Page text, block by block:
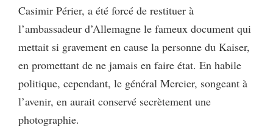
Casimir Périer, a été forcé de restituer à
l’ambassadeur d’Allemagne le fameux document qui
mettait si gravement en cause la personne du Kaiser,
en promettant de ne jamais en faire état. En habile
politique, cependant, le général Mercier, songeant à
l’avenir, en aurait conservé secrètement une
photographie.